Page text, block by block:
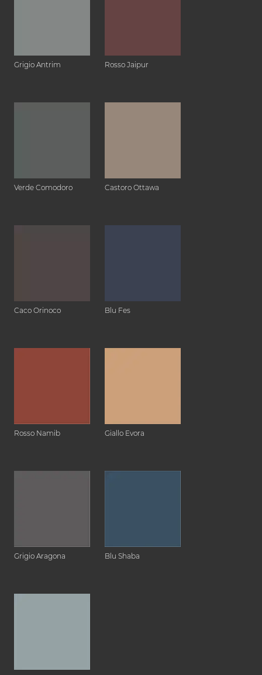
Grigio Antrim Rosso Jaipur
Verde Comodoro Castoro Ottawa
Caco Orinoco Blu Fes
Rosso Namib Giallo Evora
Grigio Aragona Blu Shaba